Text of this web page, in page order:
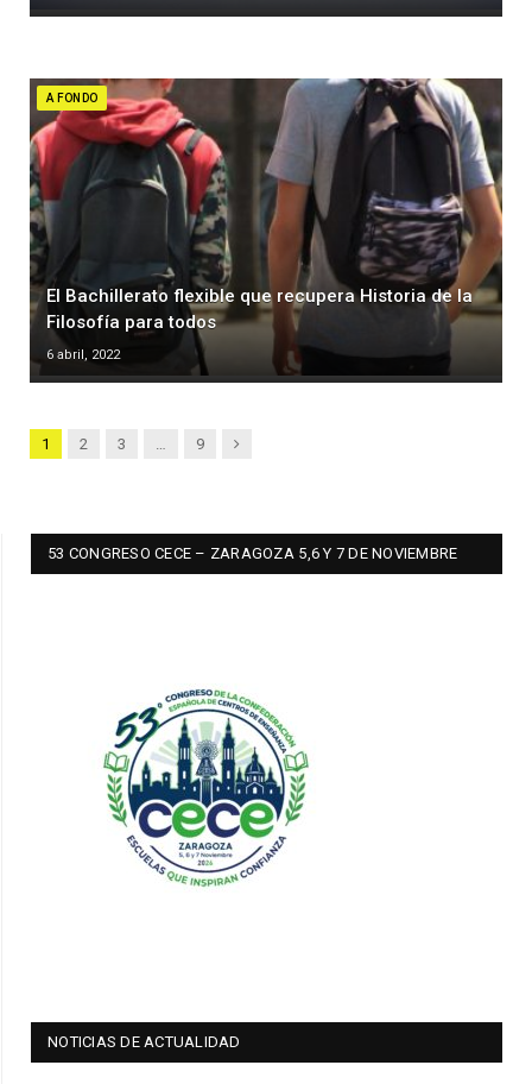
A FONDO
El Bachillerato flexible que recupera Historia de la
Filosofía para todos
6 abril, 2022
1 2 3 9 Siguiente
53 CONGRESO CECE – ZARAGOZA 5,6 Y 7 DE NOVIEMBRE
NOTICIAS DE ACTUALIDAD